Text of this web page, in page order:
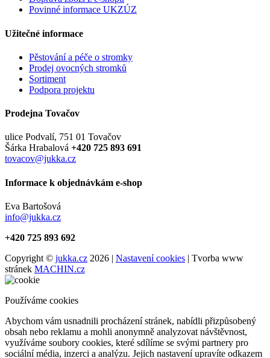
Povinné informace UKZÚZ
Užitečné informace
Pěstování a péče o stromky
Prodej ovocných stromků
Sortiment
Podpora projektu
Prodejna Tovačov
ulice Podvalí, 751 01 Tovačov
Šárka Hrabalová +420 725 893 691
tovacov@jukka.cz
Informace k objednávkám e-shop
Eva Bartošová
info@jukka.cz
+420 725 893 692
Copyright © jukka.cz 2026 | Nastavení cookies | Tvorba www
stránek MACHIN.cz
Používáme cookies
Abychom vám usnadnili procházení stránek, nabídli přizpůsobený
obsah nebo reklamu a mohli anonymně analyzovat návštěvnost,
využíváme soubory cookies, které sdílíme se svými partnery pro
sociální média, inzerci a analýzu. Jejich nastavení upravíte odkazem